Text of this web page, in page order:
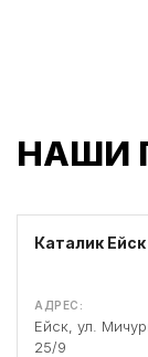
НАШИ
Каталик Ейск
АДРЕС:
Ейск, ул.
25/9